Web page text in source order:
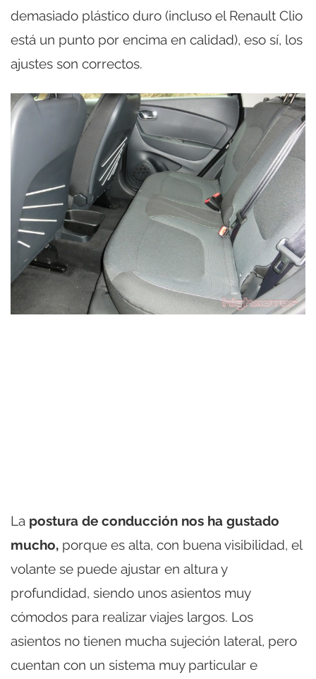
demasiado plástico duro (incluso el Renault Clio
está un punto por encima en calidad), eso sí, los
ajustes son correctos.
La postura de conducción nos ha gustado
mucho, porque es alta, con buena visibilidad, el
volante se puede ajustar en altura y
profundidad, siendo unos asientos muy
cómodos para realizar viajes largos. Los
asientos no tienen mucha sujeción lateral, pero
cuentan con un sistema muy particular e